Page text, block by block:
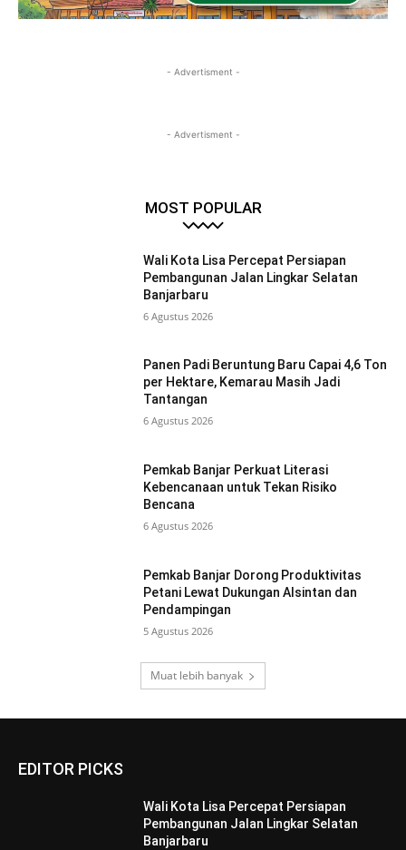
- Advertisment -
- Advertisment -
MOST POPULAR
Wali Kota Lisa Percepat Persiapan
Pembangunan Jalan Lingkar Selatan
Banjarbaru
6 Agustus 2026
Panen Padi Beruntung Baru Capai 4,6 Ton
per Hektare, Kemarau Masih Jadi
Tantangan
6 Agustus 2026
Pemkab Banjar Perkuat Literasi
Kebencanaan untuk Tekan Risiko
Bencana
6 Agustus 2026
Pemkab Banjar Dorong Produktivitas
Petani Lewat Dukungan Alsintan dan
Pendampingan
5 Agustus 2026
Muat lebih banyak
EDITOR PICKS
Wali Kota Lisa Percepat Persiapan
Pembangunan Jalan Lingkar Selatan
Banjarbaru